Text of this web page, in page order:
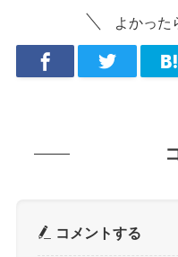
よかった
コメントする